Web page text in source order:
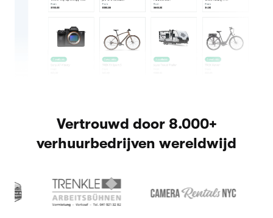
Vertrouwd door 8.000+
verhuurbedrijven wereldwijd